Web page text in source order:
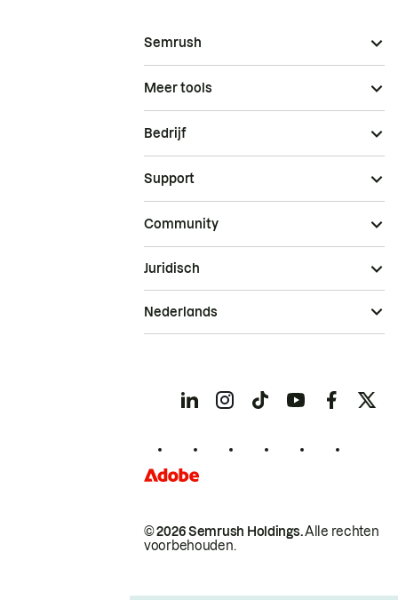
Semrush
Meer tools
Bedrijf
Support
Community
© 2026 Semrush Holdings.Alle rechten
voorbehouden.
Juridisch
Nederlands